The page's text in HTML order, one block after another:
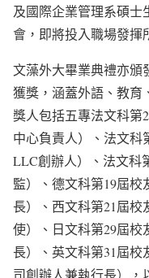
及國際企業管理系碩士
會，即將投入職場發揮
文藻外大畢業典禮亦頒
獲獎，涵蓋外語、教育
獎人包括五專法文科第
中心負責人）、法文科
LLC創辦人）、法文科
監）、德文科第19屆
長）、西文科第21屆校
使）、日文科第29屆
長）、英文科第31屆
司創辦人兼執行長），